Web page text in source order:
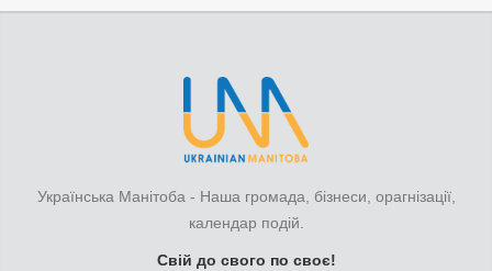
Українська Манітоба - Наша громада, бізнеси, орагнізації,
календар подій.
Свій до свого по своє!